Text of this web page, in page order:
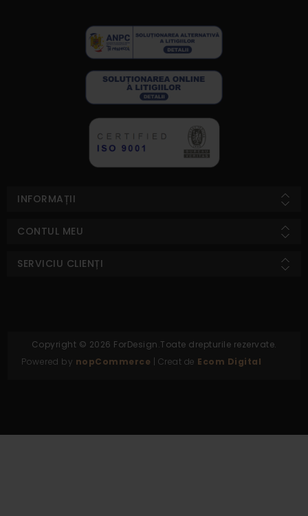
INFORMAȚII
CONTUL MEU
SERVICIU CLIENȚI
Copyright © 2026 ForDesign.Toate drepturile rezervate.
Powered by nopCommerce | Creat de Ecom Digital